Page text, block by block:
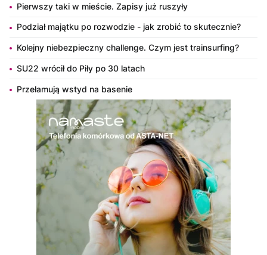
Pierwszy taki w mieście. Zapisy już ruszyły
Podział majątku po rozwodzie - jak zrobić to skutecznie?
Kolejny niebezpieczny challenge. Czym jest trainsurfing?
SU22 wrócił do Piły po 30 latach
Przełamują wstyd na basenie